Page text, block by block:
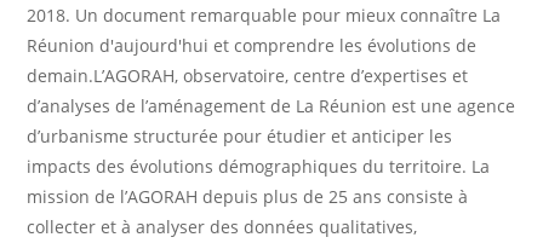
2018. Un document remarquable pour mieux connaître La
Réunion d'aujourd'hui et comprendre les évolutions de
demain.L’AGORAH, observatoire, centre d’expertises et
d’analyses de l’aménagement de La Réunion est une agence
d’urbanisme structurée pour étudier et anticiper les
impacts des évolutions démographiques du territoire. La
mission de l’AGORAH depuis plus de 25 ans consiste à
collecter et à analyser des données qualitatives,